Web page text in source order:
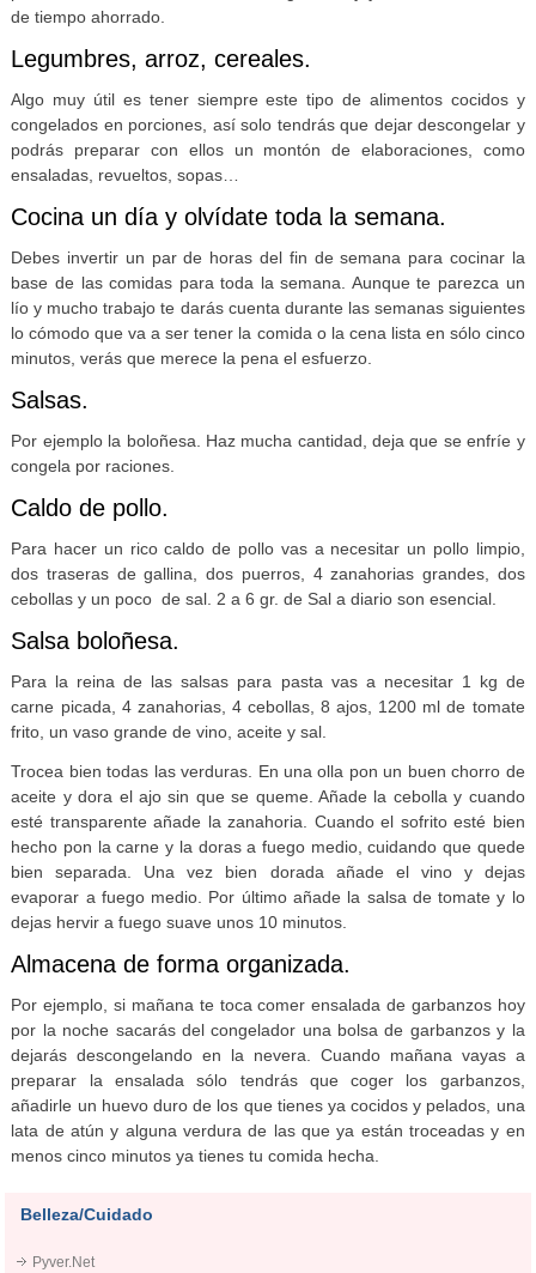
de tiempo ahorrado.
Legumbres, arroz, cereales.
Algo muy útil es tener siempre este tipo de alimentos cocidos y
congelados en porciones, así solo tendrás que dejar descongelar y
podrás preparar con ellos un montón de elaboraciones, como
ensaladas, revueltos, sopas…
Cocina un día y olvídate toda la semana.
Debes invertir un par de horas del fin de semana para cocinar la
base de las comidas para toda la semana. Aunque te parezca un
lío y mucho trabajo te darás cuenta durante las semanas siguientes
lo cómodo que va a ser tener la comida o la cena lista en sólo cinco
minutos, verás que merece la pena el esfuerzo.
Salsas.
Por ejemplo la boloñesa. Haz mucha cantidad, deja que se enfríe y
congela por raciones.
Caldo de pollo.
Para hacer un rico caldo de pollo vas a necesitar un pollo limpio,
dos traseras de gallina, dos puerros, 4 zanahorias grandes, dos
cebollas y un poco de sal. 2 a 6 gr. de Sal a diario son esencial.
Salsa boloñesa.
Para la reina de las salsas para pasta vas a necesitar 1 kg de
carne picada, 4 zanahorias, 4 cebollas, 8 ajos, 1200 ml de tomate
frito, un vaso grande de vino, aceite y sal.
Trocea bien todas las verduras. En una olla pon un buen chorro de
aceite y dora el ajo sin que se queme. Añade la cebolla y cuando
esté transparente añade la zanahoria. Cuando el sofrito esté bien
hecho pon la carne y la doras a fuego medio, cuidando que quede
bien separada. Una vez bien dorada añade el vino y dejas
evaporar a fuego medio. Por último añade la salsa de tomate y lo
dejas hervir a fuego suave unos 10 minutos.
Almacena de forma organizada.
Por ejemplo, si mañana te toca comer ensalada de garbanzos hoy
por la noche sacarás del congelador una bolsa de garbanzos y la
dejarás descongelando en la nevera. Cuando mañana vayas a
preparar la ensalada sólo tendrás que coger los garbanzos,
añadirle un huevo duro de los que tienes ya cocidos y pelados, una
lata de atún y alguna verdura de las que ya están troceadas y en
menos cinco minutos ya tienes tu comida hecha.
Belleza/Cuidado
Pyver.Net